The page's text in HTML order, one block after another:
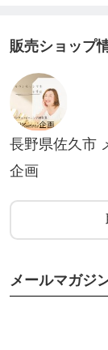
販売ショップ
長野県佐久市
企画
メールマガジ